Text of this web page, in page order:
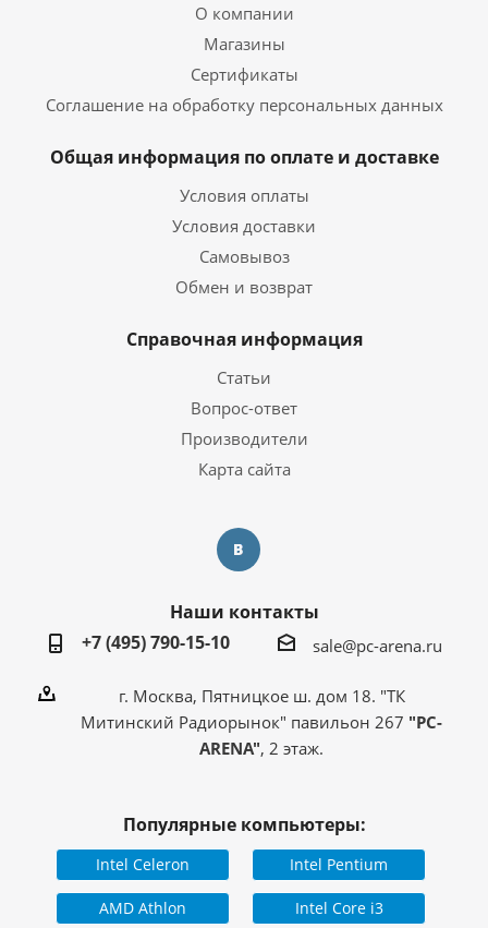
О компании
Магазины
Сертификаты
Соглашение на обработку персональных данных
Общая информация по оплате и доставке
Условия оплаты
Условия доставки
Самовывоз
Обмен и возврат
Справочная информация
Статьи
Вопрос-ответ
Производители
Карта сайта
Наши контакты
+7 (495) 790-15-10
sale@pc-arena.ru
г. Москва, Пятницкое ш. дом 18. "ТК
Митинский Радиорынок" павильон 267 "PC-
ARENA", 2 этаж.
Популярные компьютеры:
Intel Celeron Intel Pentium
AMD Athlon Intel Core i3